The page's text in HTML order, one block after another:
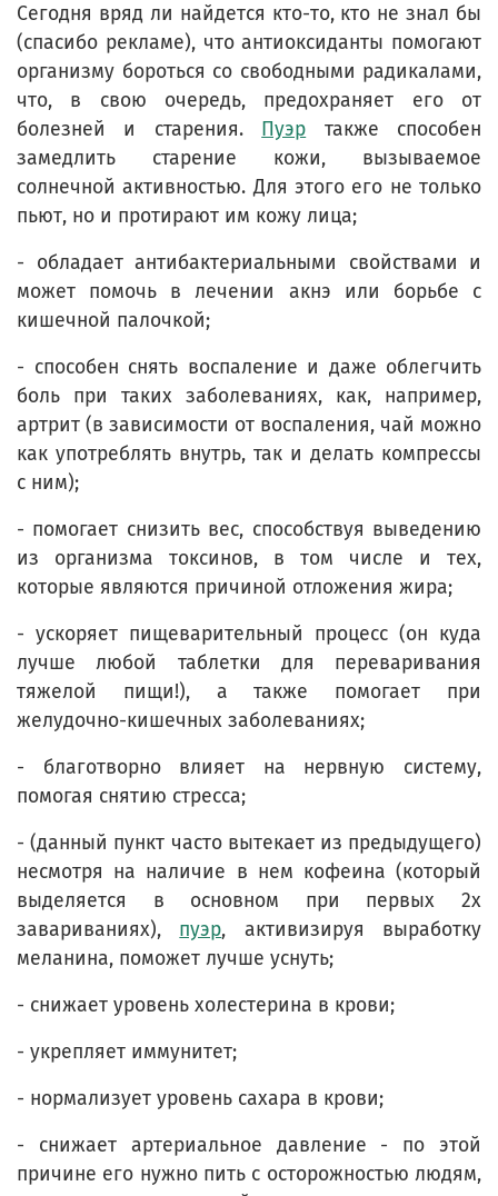
Сегодня вряд ли найдется кто-то, кто не знал бы
(спасибо рекламе), что антиоксиданты помогают
организму бороться со свободными радикалами,
что, в свою очередь, предохраняет его от
болезней и старения. Пуэр также способен
замедлить старение кожи, вызываемое
солнечной активностью. Для этого его не только
пьют, но и протирают им кожу лица;
- обладает антибактериальными свойствами и
может помочь в лечении акнэ или борьбе с
кишечной палочкой;
- способен снять воспаление и даже облегчить
боль при таких заболеваниях, как, например,
артрит (в зависимости от воспаления, чай можно
как употреблять внутрь, так и делать компрессы
с ним);
- помогает снизить вес, способствуя выведению
из организма токсинов, в том числе и тех,
которые являются причиной отложения жира;
- ускоряет пищеварительный процесс (он куда
лучше любой таблетки для переваривания
тяжелой пищи!), а также помогает при
желудочно-кишечных заболеваниях;
- благотворно влияет на нервную систему,
помогая снятию стресса;
- (данный пункт часто вытекает из предыдущего)
несмотря на наличие в нем кофеина (который
выделяется в основном при первых 2х
завариваниях), пуэр, активизируя выработку
меланина, поможет лучше уснуть;
- снижает уровень холестерина в крови;
- укрепляет иммунитет;
- нормализует уровень сахара в крови;
- снижает артериальное давление - по этой
причине его нужно пить с осторожностью людям,